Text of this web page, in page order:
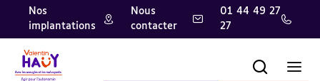
Aller
contenu
principal
Aller
pied
de
Aller
la
recherche
Nos
implantations
Nous
contacter
01 44 49 27
27